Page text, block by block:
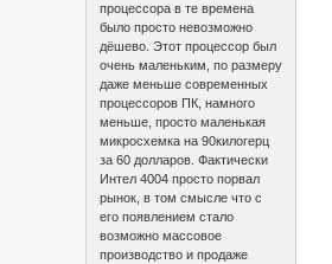
процессора в те времена
было просто невозможно
дёшево. Этот процессор был
очень маленьким, по размеру
даже меньше современных
процессоров ПК, намного
меньше, просто маленькая
микросхемка на 90килогерц
за 60 долларов. Фактически
Интел 4004 просто порвал
рынок, в том смысле что с
его появлением стало
возможно массовое
производство и продаже